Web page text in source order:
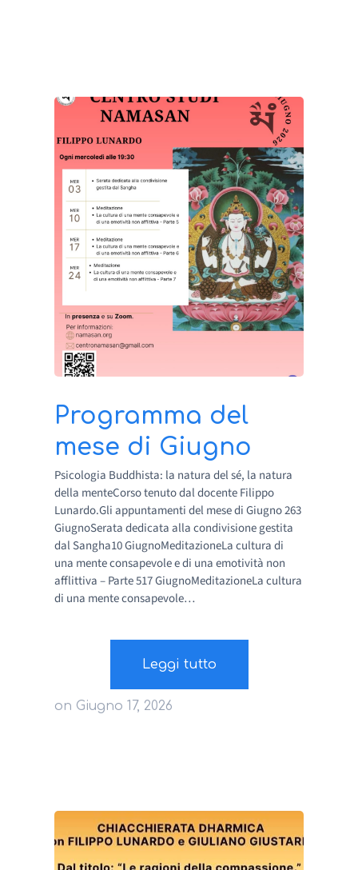
Programma del
mese di Giugno
on Giugno 17, 2026
Psicologia Buddhista: la natura del sé, la natura
della menteCorso tenuto dal docente Filippo
Lunardo.Gli appuntamenti del mese di Giugno 263
GiugnoSerata dedicata alla condivisione gestita
dal Sangha10 GiugnoMeditazioneLa cultura di
una mente consapevole e di una emotività non
afflittiva – Parte 517 GiugnoMeditazioneLa cultura
di una mente consapevole…
Leggi tutto